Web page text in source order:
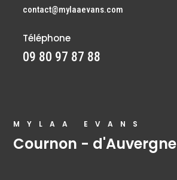
contact@mylaaevans.com
Téléphone
09 80 97 87 88
MYLAA EVANS
Cournon - d'Auvergne